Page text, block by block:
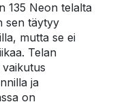
135 Neon telalta
sen täytyy
mutta se ei
Telan
ja
on